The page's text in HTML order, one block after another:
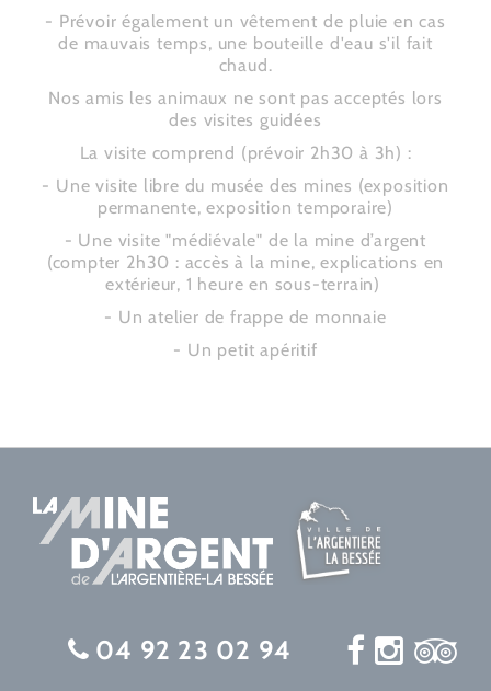
- Prévoir également un vêtement de pluie en cas
de mauvais temps, une bouteille d'eau s'il fait
chaud.
Nos amis les animaux ne sont pas acceptés lors
des visites guidées
La visite comprend (prévoir 2h30 à 3h) :
- Une visite libre du musée des mines (exposition
permanente, exposition temporaire)
- Une visite "médiévale" de la mine d’argent
(compter 2h30 : accès à la mine, explications en
extérieur, 1 heure en sous-terrain)
- Un atelier de frappe de monnaie
- Un petit apéritif
04 92 23 02 94